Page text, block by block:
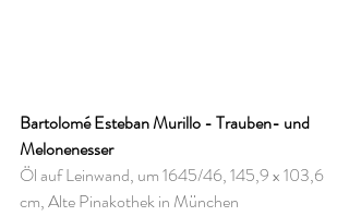
Bartolomé Esteban Murillo - Trauben- und
Melonenesser
Öl auf Leinwand, um 1645/46, 145,9 x 103,6
cm, Alte Pinakothek in München